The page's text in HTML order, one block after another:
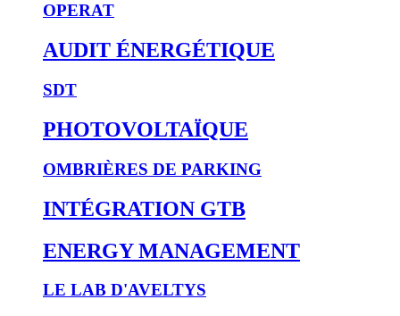
OPERAT
AUDIT ÉNERGÉTIQUE
SDT
PHOTOVOLTAÏQUE
OMBRIÈRES DE PARKING
INTÉGRATION GTB
ENERGY MANAGEMENT
LE LAB D'AVELTYS